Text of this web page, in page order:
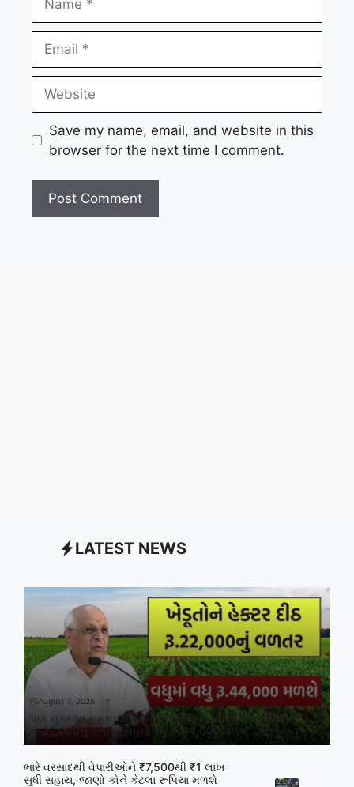
Save my name, email, and website in this
browser for the next time I comment.
LATEST NEWS
August 7, 2026
પાક નુકસાન સહાય 2026: ગુજરાતના ખેડૂતોને હેક્ટર દીઠ
રૂ.22,000નું વળતર, વધુમાં વધુ રૂ.44,000 મળશે
ભારે વરસાદથી વેપારીઓને ₹7,500થી ₹1 લાખ
સુધી સહાય, જાણો કોને કેટલા રૂપિયા મળશે